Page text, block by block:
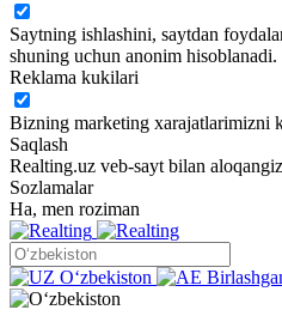
Saytning ishlashini, saytdan
shuning uchun anonim
Reklama kukilari
Bizning marketing xarajatlarimizni
Saqlash
Realting.uz veb-sayt bilan
Sozlamalar
Ha, men roziman
Oʻzbekiston